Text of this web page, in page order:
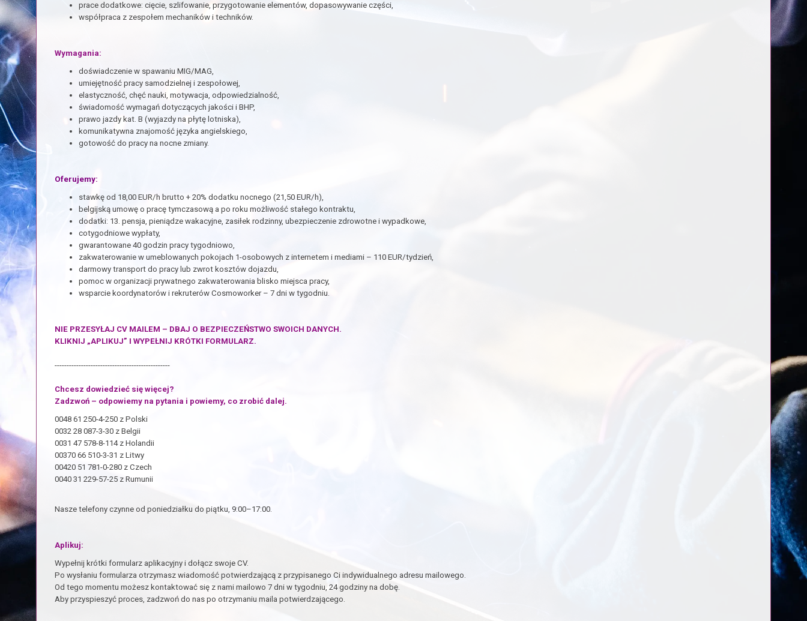
prace dodatkowe: cięcie, szlifowanie, przygotowanie elementów, dopasowywanie części,
współpraca z zespołem mechaników i techników.
Wymagania:
doświadczenie w spawaniu MIG/MAG,
umiejętność pracy samodzielnej i zespołowej,
elastyczność, chęć nauki, motywacja, odpowiedzialność,
świadomość wymagań dotyczących jakości i BHP,
prawo jazdy kat. B (wyjazdy na płytę lotniska),
komunikatywna znajomość języka angielskiego,
gotowość do pracy na nocne zmiany.
Oferujemy:
stawkę od 18,00 EUR/h brutto + 20% dodatku nocnego (21,50 EUR/h),
belgijską umowę o pracę tymczasową a po roku możliwość stałego kontraktu,
dodatki: 13. pensja, pieniądze wakacyjne, zasiłek rodzinny, ubezpieczenie zdrowotne i wypadkowe,
cotygodniowe wypłaty,
gwarantowane 40 godzin pracy tygodniowo,
zakwaterowanie w umeblowanych pokojach 1-osobowych z internetem i mediami – 110 EUR/tydzień,
darmowy transport do pracy lub zwrot kosztów dojazdu,
pomoc w organizacji prywatnego zakwaterowania blisko miejsca pracy,
wsparcie koordynatorów i rekruterów Cosmoworker – 7 dni w tygodniu.
NIE PRZESYŁAJ CV MAILEM – DBAJ O BEZPIECZEŃSTWO SWOICH DANYCH.
KLIKNIJ „APLIKUJ” I WYPEŁNIJ KRÓTKI FORMULARZ.
------------------------------------------------
Chcesz dowiedzieć się więcej?
Zadzwoń – odpowiemy na pytania i powiemy, co zrobić dalej.
0048 61 250-4-250 z Polski
0032 28 087-3-30 z Belgii
0031 47 578-8-114 z Holandii
00370 66 510-3-31 z Litwy
00420 51 781-0-280 z Czech
0040 31 229-57-25 z Rumunii
Nasze telefony czynne od poniedziałku do piątku, 9:00–17:00.
Aplikuj:
Wypełnij krótki formularz aplikacyjny i dołącz swoje CV.
Po wysłaniu formularza otrzymasz wiadomość potwierdzającą z przypisanego Ci indywidualnego adresu mailowego.
Od tego momentu możesz kontaktować się z nami mailowo 7 dni w tygodniu, 24 godziny na dobę.
Aby przyspieszyć proces, zadzwoń do nas po otrzymaniu maila potwierdzającego.